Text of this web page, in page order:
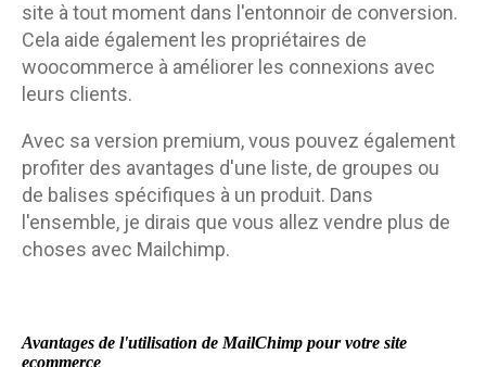
site à tout moment dans l'entonnoir de conversion.
Cela aide également les propriétaires de
woocommerce à améliorer les connexions avec
leurs clients.
Avec sa version premium, vous pouvez également
profiter des avantages d'une liste, de groupes ou
de balises spécifiques à un produit. Dans
l'ensemble, je dirais que vous allez vendre plus de
choses avec Mailchimp.
Avantages de l'utilisation de MailChimp pour votre site
ecommerce